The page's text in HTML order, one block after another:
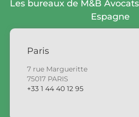
Les bureaux de M&B
Espagne
Paris
7 rue Margueritte
75017 PARIS
+33 1 44 40 12 95